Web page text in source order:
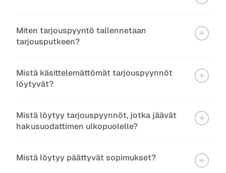
Miten tarjouspyyntö tallennetaan
tarjousputkeen?
Mistä käsittelemättömät tarjouspyynnöt
löytyvät?
Mistä löytyy tarjouspyynnöt, jotka jäävät
hakusuodattimen ulkopuolelle?
Mistä löytyy päättyvät sopimukset?